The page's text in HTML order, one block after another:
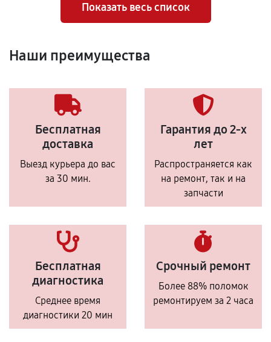
Показать весь список
Наши преимущества
Бесплатная
доставка
Выезд курьера до вас
за 30 мин.
Гарантия до 2-х
лет
Распространяется как
на ремонт, так и на
запчасти
Бесплатная
диагностика
Среднее время
диагностики 20 мин
Срочный ремонт
Более 88% поломок
ремонтируем за 2 часа